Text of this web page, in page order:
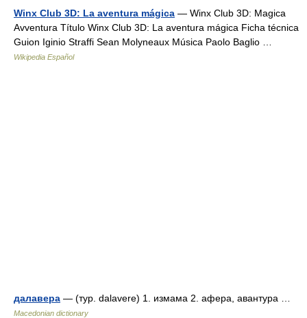
Winx Club 3D: La aventura mágica — Winx Club 3D: Magica
Avventura Título Winx Club 3D: La aventura mágica Ficha técnica
Guion Iginio Straffi Sean Molyneaux Música Paolo Baglio …
Wikipedia Español
далавера — (тур. dalavere) 1. измама 2. афера, авантура …
Macedonian dictionary